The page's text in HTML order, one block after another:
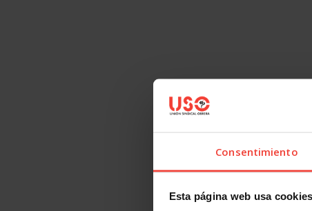
Consentimiento
Esta página web usa cookies